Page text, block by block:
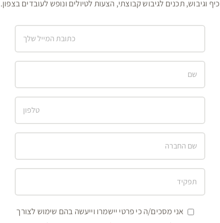
כיף וגיבוש, תכנים לגיבוש קבוצתי, הצעות לטיולים ונופש לעובדים בצפון.
אני מסכים/ה כי פרטי יישמרו וייעשה בהם שימוש לצורך